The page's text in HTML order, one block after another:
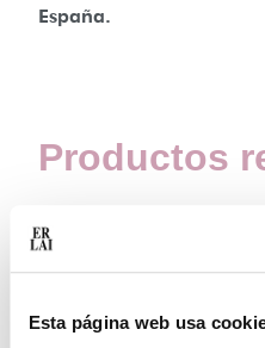
Esta página web usa
España.
Productos